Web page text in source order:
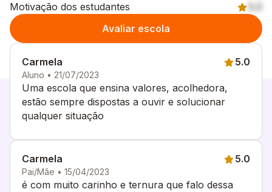
Motivação dos estudantes
Avaliar escola
Carmela
Aluno • 21/07/2023
5.0
Uma escola que ensina valores, acolhedora,
estão sempre dispostas a ouvir e solucionar
qualquer situação
Carmela
Pai/Mãe • 15/04/2023
5.0
é com muito carinho e ternura que falo dessa